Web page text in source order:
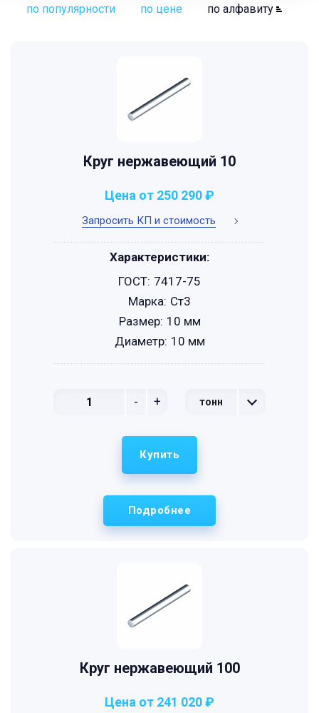
по популярности по цене по алфавиту
Круг нержавеющий 10
Запросить КП и стоимость
Цена от 250 290 ₽
- + тонн
Характеристики:
ГОСТ: 7417-75
Марка: Ст3
Размер: 10 мм
Диаметр: 10 мм
Подробнее
Купить
Круг нержавеющий 100
Цена от 241 020 ₽